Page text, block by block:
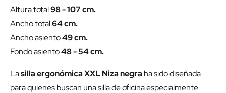
Altura total98 - 107 cm.
Ancho total64 cm.
Ancho asiento49 cm.
Fondo asiento48 - 54 cm.
Lasilla ergonómica XXL Niza negra ha sido diseñada
para quienes buscan una silla de oficina especialmente